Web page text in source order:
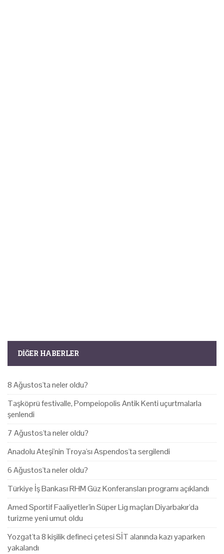
DIĞER HABERLER
8 Ağustos'ta neler oldu?
Taşköprü festivalle, Pompeiopolis Antik Kenti uçurtmalarla
şenlendi
7 Ağustos'ta neler oldu?
Anadolu Ateşi'nin Troya'sı Aspendos'ta sergilendi
6 Ağustos'ta neler oldu?
Türkiye İş Bankası RHM Güz Konferansları programı açıklandı
Amed Sportif Faaliyetler'in Süper Lig maçları Diyarbakır'da
turizme yeni umut oldu
Yozgat'ta 8 kişilik defineci çetesi SİT alanında kazı yaparken
yakalandı